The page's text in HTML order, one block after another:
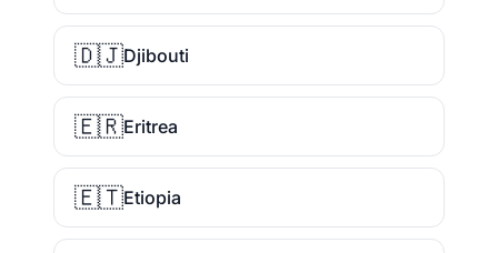
🇩🇯Djibouti
🇪🇷Eritrea
🇪🇹Etiopia